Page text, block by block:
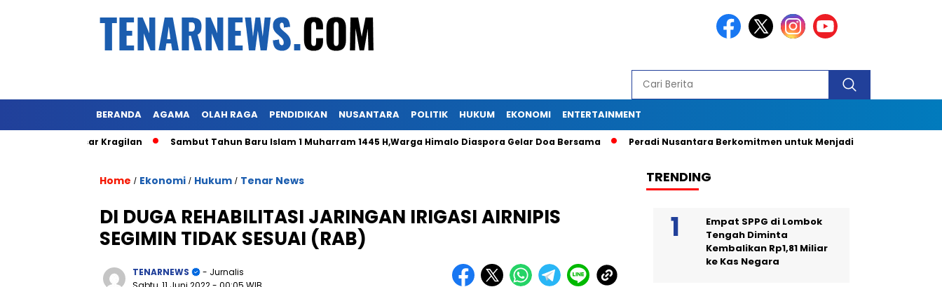
BERANDA AGAMA OLAH RAGA PENDIDIKAN NUSANTARA POLITIK HUKUM EKONOMI ENTERTAINMENT
Sambut Tahun Baru Islam 1 Muharram 1445 H,Warga Himalo Diaspora Gelar Doa Bersama Peradi Nusantara Berkomitmen untuk Menjadi Advokat Spesialis dengan
Home / Ekonomi / Hukum / Tenar News
DI DUGA REHABILITASI JARINGAN IRIGASI AIRNIPIS
SEGIMIN TIDAK SESUAI (RAB)
TENARNEWS
- Jurnalis
TRENDING
Empat SPPG di Lombok
Tengah Diminta
Kembalikan Rp1,81 Miliar
ke Kas Negara